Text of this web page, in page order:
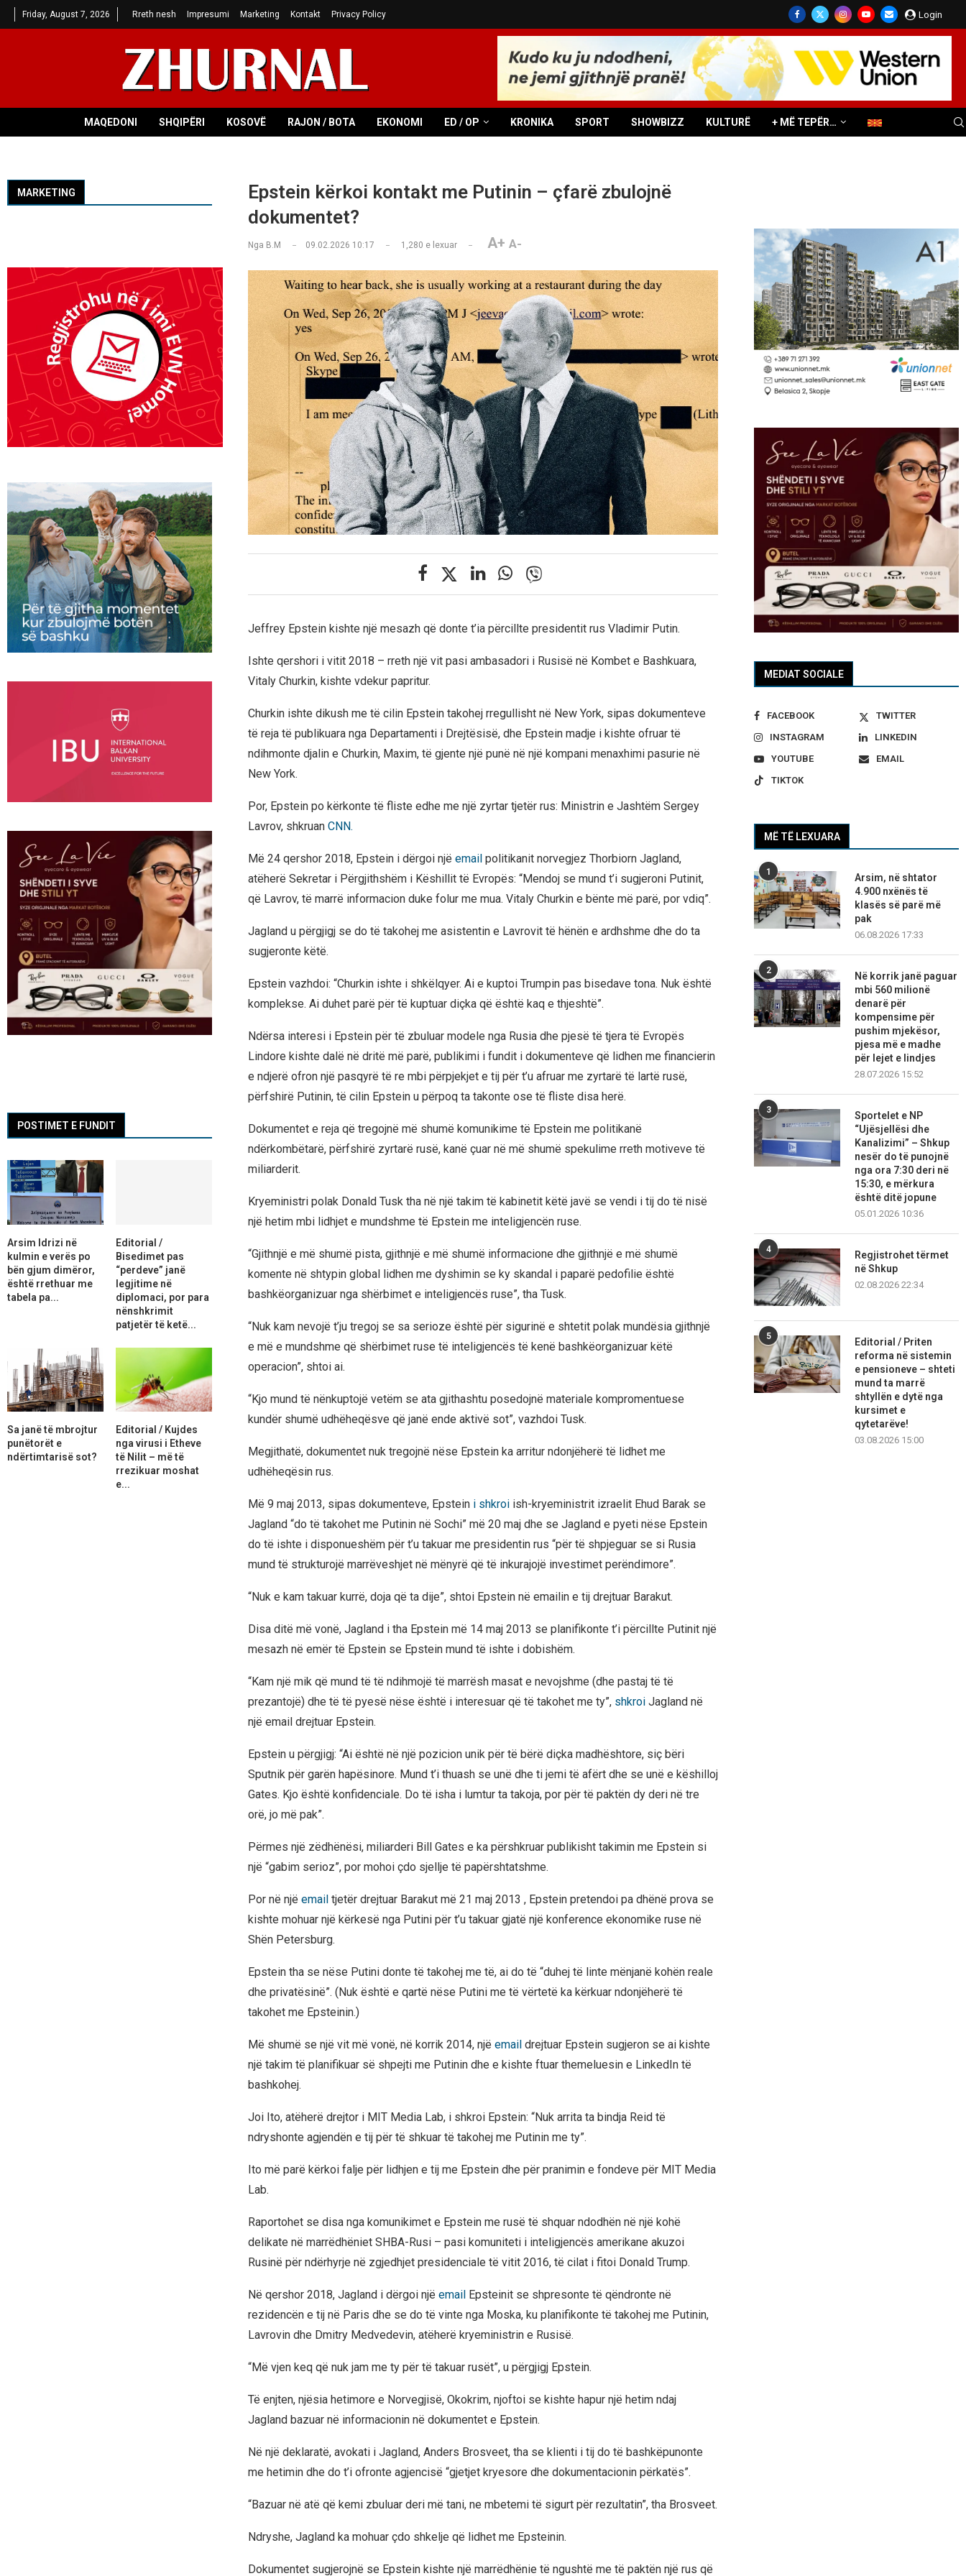
Friday, August 7, 2026 Rreth nesh Impresumi Marketing Kontakt Privacy Policy Login
MAQEDONI SHQIPËRI KOSOVË RAJON / BOTA EKONOMI ED / OP KRONIKA SPORT SHOWBIZZ KULTURË + MË TEPËR…
Epstein kërkoi kontakt me Putinin – çfarë zbulojnë
dokumentet?
Nga B.M 09.02.2026 10:17 1,280 e lexuar A+ A-
Jeffrey Epstein kishte një mesazh që donte t’ia përcillte presidentit rus Vladimir Putin.
Ishte qershori i vitit 2018 – rreth një vit pasi ambasadori i Rusisë në Kombet e Bashkuara,
Vitaly Churkin, kishte vdekur papritur.
Churkin ishte dikush me të cilin Epstein takohej rregullisht në New York, sipas dokumenteve
të reja të publikuara nga Departamenti i Drejtësisë, dhe Epstein madje i kishte ofruar të
ndihmonte djalin e Churkin, Maxim, të gjente një punë në një kompani menaxhimi pasurie në
New York.
Por, Epstein po kërkonte të fliste edhe me një zyrtar tjetër rus: Ministrin e Jashtëm Sergey
Lavrov, shkruanCNN.
Më 24 qershor 2018, Epstein i dërgoi një email politikanit norvegjez Thorbiorn Jagland,
atëherë Sekretar i Përgjithshëm i Këshillit të Evropës: “Mendoj se mund t’i sugjeroni Putinit,
që Lavrov, të marrë informacion duke folur me mua. Vitaly Churkin e bënte më parë, por vdiq”.
Jagland u përgjigj se do të takohej me asistentin e Lavrovit të hënën e ardhshme dhe do ta
sugjeronte këtë.
Epstein vazhdoi: “Churkin ishte i shkëlqyer. Ai e kuptoi Trumpin pas bisedave tona. Nuk është
komplekse. Ai duhet parë për të kuptuar diçka që është kaq e thjeshtë”.
Ndërsa interesi i Epstein për të zbuluar modele nga Rusia dhe pjesë të tjera të Evropës
Lindore kishte dalë në dritë më parë, publikimi i fundit i dokumenteve që lidhen me financierin
e ndjerë ofron një pasqyrë të re mbi përpjekjet e tij për t’u afruar me zyrtarë të lartë rusë,
përfshirë Putinin, të cilin Epstein u përpoq ta takonte ose të fliste disa herë.
Dokumentet e reja që tregojnë më shumë komunikime të Epstein me politikanë
ndërkombëtarë, përfshirë zyrtarë rusë, kanë çuar në më shumë spekulime rreth motiveve të
miliarderit.
Kryeministri polak Donald Tusk tha në një takim të kabinetit këtë javë se vendi i tij do të nisë
një hetim mbi lidhjet e mundshme të Epstein me inteligjencën ruse.
“Gjithnjë e më shumë pista, gjithnjë e më shumë informacione dhe gjithnjë e më shumë
komente në shtypin global lidhen me dyshimin se ky skandal i paparë pedofilie është
bashkëorganizuar nga shërbimet e inteligjencës ruse”, tha Tusk.
“Nuk kam nevojë t’ju tregoj se sa serioze është për sigurinë e shtetit polak mundësia gjithnjë
e më e mundshme që shërbimet ruse të inteligjencës të kenë bashkëorganizuar këtë
operacion”, shtoi ai.
“Kjo mund të nënkuptojë vetëm se ata gjithashtu posedojnë materiale kompromentuese
kundër shumë udhëheqësve që janë ende aktivë sot”, vazhdoi Tusk.
Megjithatë, dokumentet nuk tregojnë nëse Epstein ka arritur ndonjëherë të lidhet me
udhëheqësin rus.
Më 9 maj 2013, sipas dokumenteve, Epsteini shkroi ish-kryeministrit izraelit Ehud Barak se
Jagland “do të takohet me Putinin në Sochi” më 20 maj dhe se Jagland e pyeti nëse Epstein
do të ishte i disponueshëm për t’u takuar me presidentin rus “për të shpjeguar se si Rusia
mund të strukturojë marrëveshjet në mënyrë që të inkurajojë investimet perëndimore”.
“Nuk e kam takuar kurrë, doja që ta dije”, shtoi Epstein në emailin e tij drejtuar Barakut.
Disa ditë më vonë, Jagland i tha Epstein më 14 maj 2013 se planifikonte t’i përcillte Putinit një
mesazh në emër të Epstein se Epstein mund të ishte i dobishëm.
“Kam një mik që mund të të ndihmojë të marrësh masat e nevojshme (dhe pastaj të të
prezantojë) dhe të të pyesë nëse është i interesuar që të takohet me ty”, shkroi Jagland në
një email drejtuar Epstein.
Epstein u përgjigj: “Ai është në një pozicion unik për të bërë diçka madhështore, siç bëri
Sputnik për garën hapësinore. Mund t’i thuash se unë dhe ti jemi të afërt dhe se unë e këshilloj
Gates. Kjo është konfidenciale. Do të isha i lumtur ta takoja, por për të paktën dy deri në tre
orë, jo më pak”.
Përmes një zëdhënësi, miliarderi Bill Gates e ka përshkruar publikisht takimin me Epstein si
një “gabim serioz”, por mohoi çdo sjellje të papërshtatshme.
Por në një email tjetër drejtuar Barakut më 21 maj 2013 , Epstein pretendoi pa dhënë prova se
kishte mohuar një kërkesë nga Putini për t’u takuar gjatë një konference ekonomike ruse në
Shën Petersburg.
Epstein tha se nëse Putini donte të takohej me të, ai do të “duhej të linte mënjanë kohën reale
dhe privatësinë”. (Nuk është e qartë nëse Putini me të vërtetë ka kërkuar ndonjëherë të
takohet me Epsteinin.)
Më shumë se një vit më vonë, në korrik 2014, një email drejtuar Epstein sugjeron se ai kishte
një takim të planifikuar së shpejti me Putinin dhe e kishte ftuar themeluesin e LinkedIn të
bashkohej.
Joi Ito, atëherë drejtor i MIT Media Lab, i shkroi Epstein: “Nuk arrita ta bindja Reid të
ndryshonte agjendën e tij për të shkuar të takohej me Putinin me ty”.
Ito më parë kërkoi falje për lidhjen e tij me Epstein dhe për pranimin e fondeve për MIT Media
Lab.
Raportohet se disa nga komunikimet e Epstein me rusë të shquar ndodhën në një kohë
delikate në marrëdhëniet SHBA-Rusi – pasi komuniteti i inteligjencës amerikane akuzoi
Rusinë për ndërhyrje në zgjedhjet presidenciale të vitit 2016, të cilat i fitoi Donald Trump.
Në qershor 2018, Jagland i dërgoi një email Epsteinit se shpresonte të qëndronte në
rezidencën e tij në Paris dhe se do të vinte nga Moska, ku planifikonte të takohej me Putinin,
Lavrovin dhe Dmitry Medvedevin, atëherë kryeministrin e Rusisë.
“Më vjen keq që nuk jam me ty për të takuar rusët”, u përgjigj Epstein.
Të enjten, njësia hetimore e Norvegjisë, Okokrim, njoftoi se kishte hapur një hetim ndaj
Jagland bazuar në informacionin në dokumentet e Epstein.
Në një deklaratë, avokati i Jagland, Anders Brosveet, tha se klienti i tij do të bashkëpunonte
me hetimin dhe do t’i ofronte agjencisë “gjetjet kryesore dhe dokumentacionin përkatës”.
“Bazuar në atë që kemi zbuluar deri më tani, ne mbetemi të sigurt për rezultatin”, tha Brosveet.
Ndryshe, Jagland ka mohuar çdo shkelje që lidhet me Epsteinin.
Dokumentet sugjerojnë se Epstein kishte një marrëdhënie të ngushtë me të paktën një rus që
MEDIAT SOCIALE
FACEBOOK
TWITTER
INSTAGRAM
LINKEDIN
YOUTUBE
EMAIL
TIKTOK
MË TË LEXUARA
1
Arsim, në shtator
4.900 nxënës të
klasës së parë më
pak
06.08.2026 17:33
2
Në korrik janë paguar
mbi 560 milionë
denarë për
kompensime për
pushim mjekësor,
pjesa më e madhe
për lejet e lindjes
28.07.2026 15:52
3
Sportelet e NP
“Ujësjellësi dhe
Kanalizimi” – Shkup
nesër do të punojnë
nga ora 7:30 deri në
15:30, e mërkura
është ditë jopune
05.01.2026 10:36
4
Regjistrohet tërmet
në Shkup
02.08.2026 22:34
5
Editorial / Priten
reforma në sistemin
e pensioneve – shteti
mund ta marrë
shtyllën e dytë nga
kursimet e
qytetarëve!
03.08.2026 15:00
MARKETING
POSTIMET E FUNDIT
Arsim Idrizi në
kulmin e verës po
bën gjum dimëror,
është rrethuar me
tabela pa...
Editorial /
Bisedimet pas
“perdeve” janë
legjitime në
diplomaci, por para
nënshkrimit
patjetër të ketë...
Sa janë të mbrojtur
punëtorët e
ndërtimtarisë sot?
Editorial / Kujdes
nga virusi i Etheve
të Nilit – më të
rrezikuar moshat
e...